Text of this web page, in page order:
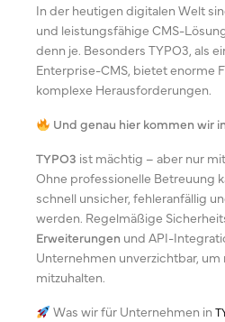
In der heutigen digitalen Welt
und leistungsfähige CMS-
denn je. Besonders TYPO3, als
Enterprise-CMS, bietet enorme
komplexe Herausforderungen.
Und genau hier kommen wir
TYPO3 ist mächtig – aber nur
Ohne professionelle Betreuung
schnell unsicher, fehleranfällig
werden. Regelmäßige
Erweiterungen und API-
Unternehmen unverzichtbar,
mitzuhalten.
Was wir für Unternehmen in